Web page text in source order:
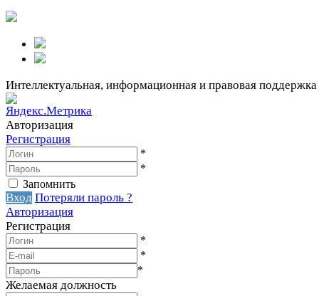
Интеллектуальная, информационная и правовая поддержка
Авторизация
Регистрация
*
*
Запомнить
Вход Потеряли пароль ?
Авторизация
Регистрация
*
*
*
Желаемая должность